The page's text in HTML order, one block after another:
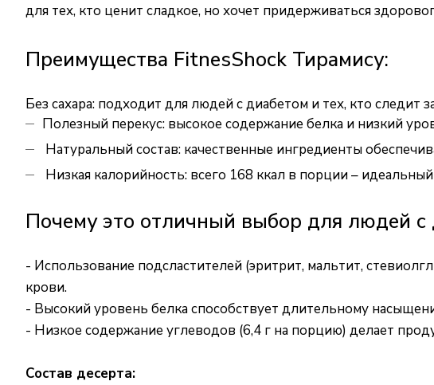
для тех, кто ценит сладкое, но хочет придерживаться
Преимущества FitnesShock Тирамису:
Без сахара: подходит для людей с диабетом и тех, кто следит
Полезный перекус: высокое содержание белка и низкий
Натуральный состав: качественные ингредиенты
Низкая калорийность: всего 168 ккал в порции –
Почему это отличный выбор для людей с
- Использование подсластителей (эритрит, мальтит,
крови.
- Высокий уровень белка способствует длительному
- Низкое содержание углеводов (6,4 г на порцию) делает
Состав десерта: